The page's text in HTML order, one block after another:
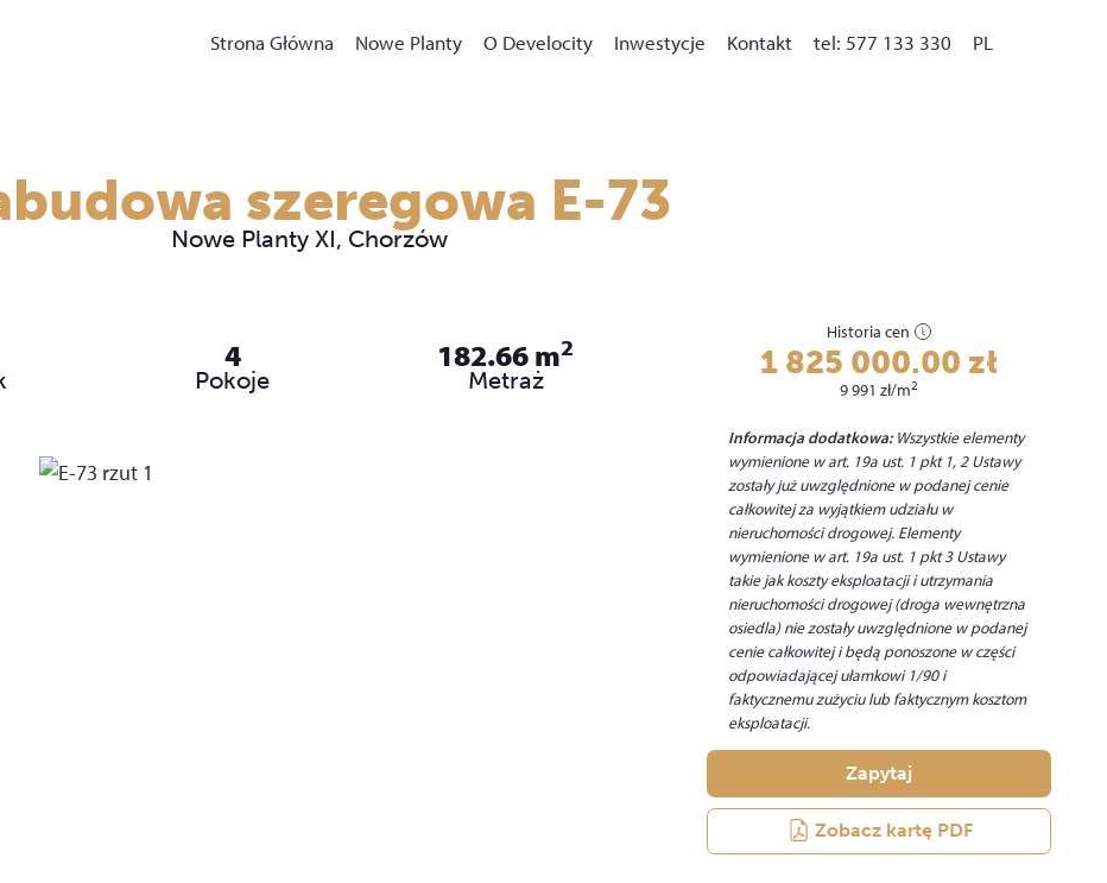
Strona Główna Nowe Planty O Develocity Inwestycje Kontakt tel: 577 133 330 PL
szeregowa E-73
Nowe Planty XI, Chorzów
4
Pokoje
182.66m2
Metraż
Historia cen
1 825 000.00 zł
9 991 zł/m2
Informacja dodatkowa:Wszystkie elementy
wymienione w art. 19a ust. 1 pkt 1, 2 Ustawy
zostały już uwzględnione w podanej cenie
całkowitej za wyjątkiem udziału w
nieruchomości drogowej. Elementy
wymienione w art. 19a ust. 1 pkt 3 Ustawy
takie jak koszty eksploatacji i utrzymania
nieruchomości drogowej (droga wewnętrzna
osiedla) nie zostały uwzględnione w podanej
cenie całkowitej i będą ponoszone w części
odpowiadającej ułamkowi 1/90 i
faktycznemu zużyciu lub faktycznym kosztom
eksploatacji.
Zapytaj
Zobacz kartę PDF